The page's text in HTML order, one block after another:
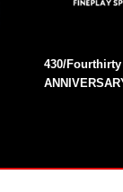
430/